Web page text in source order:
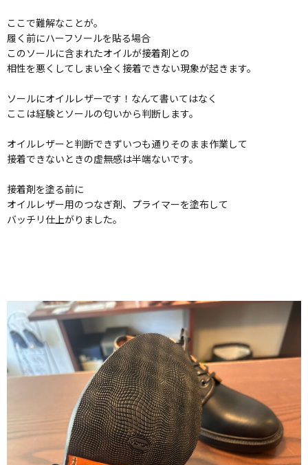
ここで難解なことが。
履く前にハーフソールを貼る場合
このソールに含まれたオイルが接着剤との
相性を悪くしてしまい全く接着できない現象が起きます。
ソールにオイルレザーです！なんて書いてはなく
ここは経験とソールの匂いから判断します。
オイルレザーと判断できずいつも通りそのまま作業して
接着できないときの虚無感は半端ないです。
接着剤を塗る前に
オイルレザー用のつなぎ剤、プライマーを塗布して
バッチリ仕上がりました。